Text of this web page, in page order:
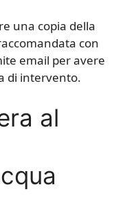
una copia della
con
email per avere
di intervento.
al